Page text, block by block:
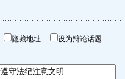
隐藏地址 设为辩论话题